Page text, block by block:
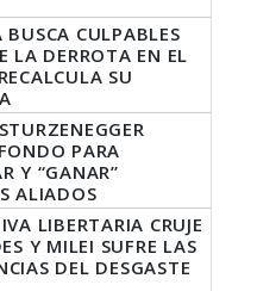
BUSCA CULPABLES
LA DERROTA EN EL
SU
PARA
Y “GANAR”
ALIADOS
LIBERTARIA CRUJE
Y MILEI SUFRE LAS
DEL DESGASTE